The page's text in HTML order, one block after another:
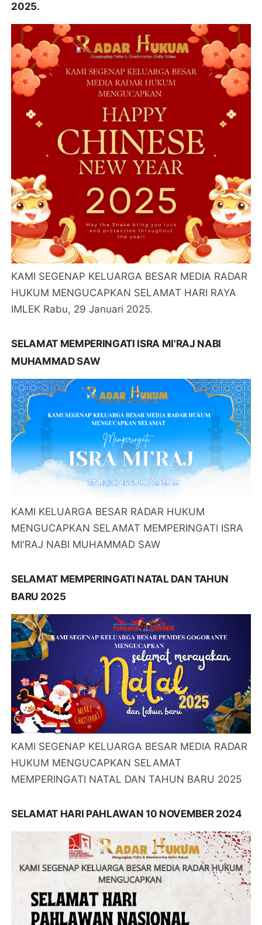
2025.
KAMI SEGENAP KELUARGA BESAR MEDIA RADAR
HUKUM MENGUCAPKAN SELAMAT HARI RAYA
IMLEK Rabu, 29 Januari 2025.
SELAMAT MEMPERINGATI ISRA MI'RAJ NABI
MUHAMMAD SAW
KAMI KELUARGA BESAR RADAR HUKUM
MENGUCAPKAN SELAMAT MEMPERINGATI ISRA
MI'RAJ NABI MUHAMMAD SAW
SELAMAT MEMPERINGATI NATAL DAN TAHUN
BARU 2025
KAMI SEGENAP KELUARGA BESAR MEDIA RADAR
HUKUM MENGUCAPKAN SELAMAT
MEMPERINGATI NATAL DAN TAHUN BARU 2025
SELAMAT HARI PAHLAWAN 10 NOVEMBER 2024